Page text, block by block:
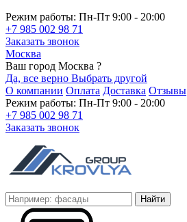
Режим работы: Пн-Пт 9:00 - 20:00
+7 985 002 98 71
Заказать звонок
Москва
Ваш город Москва ?
Да, все верно Выбрать другой
О компании Оплата Доставка Отзывы
Режим работы: Пн-Пт 9:00 - 20:00
+7 985 002 98 71
Заказать звонок
Найти